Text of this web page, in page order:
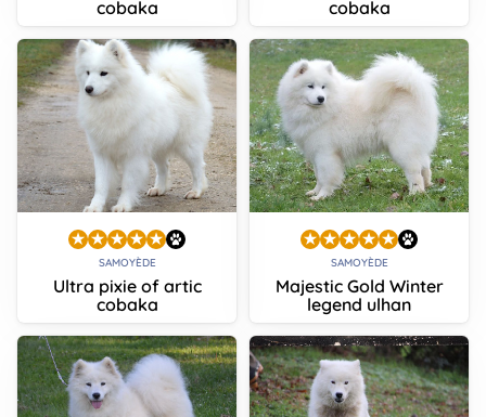
cobaka
cobaka
SAMOYÈDE
Ultra pixie of artic
cobaka
SAMOYÈDE
Majestic Gold Winter
legend ulhan